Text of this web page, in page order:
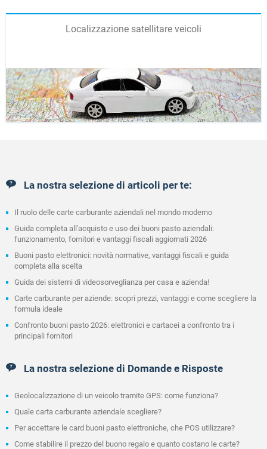
Localizzazione satellitare veicoli
La nostra selezione di articoli per te:
Il ruolo delle carte carburante aziendali nel mondo moderno
Guida completa all'acquisto e uso dei buoni pasto aziendali:
funzionamento, fornitori e vantaggi fiscali aggiornati 2026
Buoni pasto elettronici: novità normative, vantaggi fiscali e guida
completa alla scelta
Guida dei sistemi di videosorveglianza per casa e azienda!
Carte carburante per aziende: scopri prezzi, vantaggi e come scegliere la
formula ideale
Confronto buoni pasto 2026: elettronici e cartacei a confronto tra i
principali fornitori
La nostra selezione di Domande e Risposte
Geolocalizzazione di un veicolo tramite GPS: come funziona?
Quale carta carburante aziendale scegliere?
Per accettare le card buoni pasto elettroniche, che POS utilizzare?
Come stabilire il prezzo del buono regalo e quanto costano le carte?